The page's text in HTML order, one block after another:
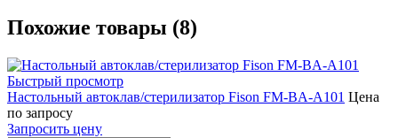
Похожие товары (8)
Быстрый просмотр
Настольный автоклав/стерилизатор Fison FM-BA-A101 Цена
по запросу
Запросить цену